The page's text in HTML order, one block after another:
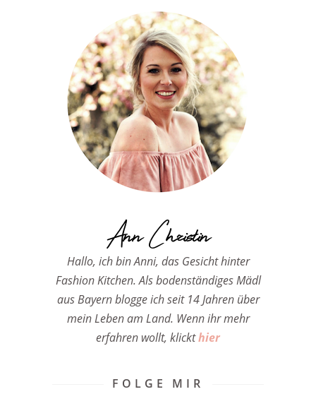
Ann Christin
Hallo, ich bin Anni, das Gesicht hinter
Fashion Kitchen. Als bodenständiges Mädl
aus Bayern blogge ich seit 14 Jahren über
mein Leben am Land. Wenn ihr mehr
erfahren wollt, klickthier
FOLGE MIR